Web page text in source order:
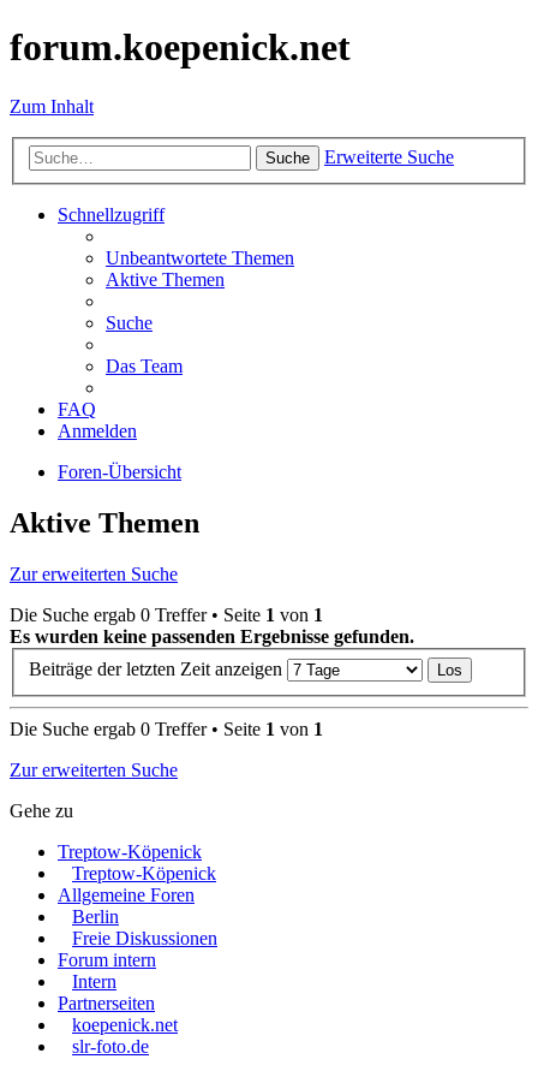
forum.koepenick.net
Zum Inhalt
Suche Erweiterte Suche
Schnellzugriff
Unbeantwortete Themen
Aktive Themen
Suche
Das Team
FAQ
Anmelden
Foren-Übersicht
Aktive Themen
Zur erweiterten Suche
Die Suche ergab 0 Treffer • Seite 1 von 1
Es wurden keine passenden Ergebnisse gefunden.
Beiträge der letzten Zeit anzeigen
Die Suche ergab 0 Treffer • Seite 1 von 1
Zur erweiterten Suche
Gehe zu
Treptow-Köpenick
Treptow-Köpenick
Allgemeine Foren
Berlin
Freie Diskussionen
Forum intern
Intern
Partnerseiten
koepenick.net
slr-foto.de